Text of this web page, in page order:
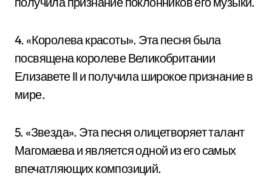
4. «Королева красоты». Эта песня была
посвящена королеве Великобритании
Елизавете II и получила широкое признание в
мире.
5. «Звезда». Эта песня олицетворяет талант
Магомаева и является одной из его самых
впечатляющих композиций.